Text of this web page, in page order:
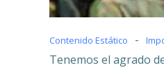
Contenido Estático -
Tenemos el agrado